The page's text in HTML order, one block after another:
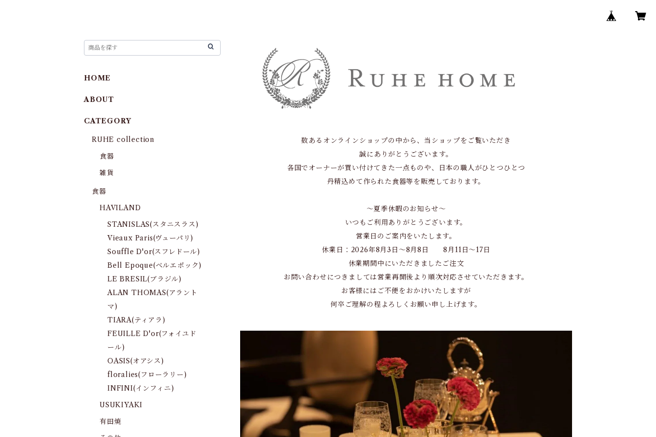
数あるオンラインショップの中から、当ショップをご覧いただき
誠にありがとうございます。
各国でオーナーが買い付けてきた一点ものや、日本の職人がひとつひとつ
丹精込めて作られた食器等を販売しております。
～夏季休暇のお知らせ～
いつもご利用ありがとうございます。
営業日のご案内をいたします。
休業日：2026年8月3日～8月8日 8月11日～17日
休業期間中にいただきましたご注文
お問い合わせにつきましては営業再開後より順次対応させていただきます。
お客様にはご不便をおかけいたしますが
何卒ご理解の程よろしくお願い申し上げます。
HOME
ABOUT
CATEGORY
RUHE collection
食器
雑貨
食器
HAVILAND
STANISLAS(スタニスラス)
Vieaux Paris(ヴューパリ)
Souffle D'or(スフレドール)
Bell Epoque(ベルエポック)
LE BRESIL(ブラジル)
ALAN THOMAS(アラント
マ)
TIARA(ティアラ)
FEUILLE D'or(フォイユド
ール)
OASIS(オアシス)
floralies(フローラリー)
INFINI(インフィニ)
USUKIYAKI
有田焼